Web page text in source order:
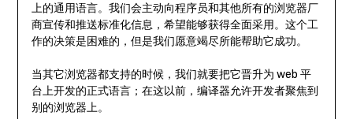
上的通用语言。我们会主动向程序员和其他所有的浏览器厂
商宣传和推送标准化信息，希望能够获得全面采用。这个工
作的决策是困难的，但是我们愿意竭尽所能帮助它成功。
当其它浏览器都支持的时候，我们就要把它晋升为 web 平
台上开发的正式语言；在这以前，编译器允许开发者聚焦到
别的浏览器上。